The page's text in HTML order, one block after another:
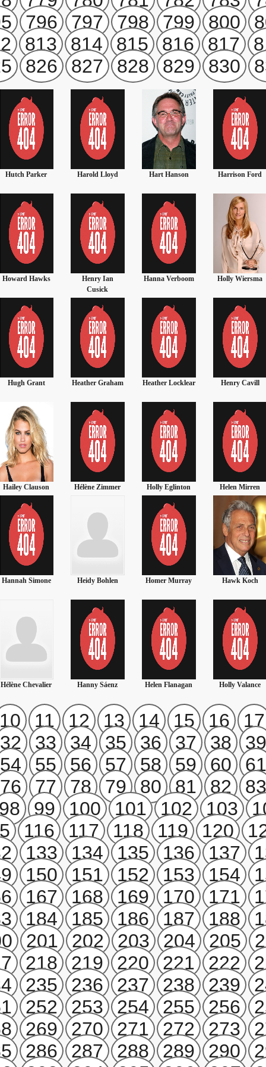
796 797 798 799 800
813 814 815 816 817
826 827 828 829 830
Harold Lloyd Hart Hanson Harrison Ford
Henry Alonso
Henry Ian
Hanna Verboom Holly Wiersma
Hayley Marie
Heather Graham Heather Locklear Henry Cavill Heidi Janku
Hélène Zimmer Holly Eglinton Helen Mirren Hayley Atwell
Heidy Bohlen Homer Murray Hawk Koch Helena Ramos
Hanny Sáenz Helen Flanagan Holly Valance Heidi Mark
10 11 12 13 14 15 16
17
32 33 34 35 36 37 38
39
54 55 56 57 58 59 60
61
76 77 78 79 80 81 82
83
99 100 101 102 103
116 117 118 119 120
133 134 135 136 137
150 151 152 153 154
167 168 169 170 171
184 185 186 187 188
201 202 203 204 205
218 219 220 221 222
235 236 237 238 239
252 253 254 255 256
269 270 271 272 273
286 287 288 289 290